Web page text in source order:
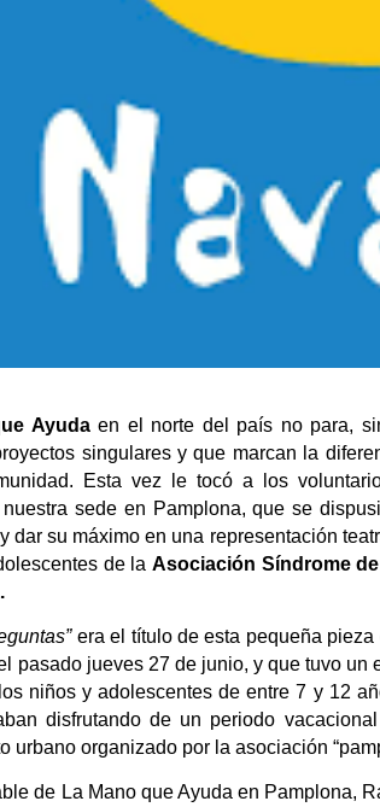
Ayudaen el norte del país no para,
singulares y que marcan la
Esta vez le tocó a los
sede en Pamplona, que se
dar su máximo en una representación
de la Asociación Síndrome
era el título de esta pequeña pieza
pasado jueves 27 de junio, y que tuvo un
niños y adolescentes de entre 7 y 12
disfrutando de un periodo
urbano organizado por la asociación
de La Mano que Ayuda en Pamplona,